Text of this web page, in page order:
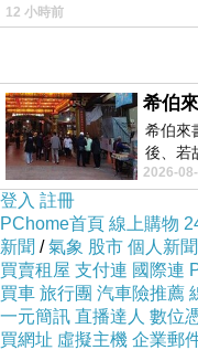
可拆式毛領
百變搭配
蝴蝶結釘釦
輕鬆穿脫
12 小時前
希伯
希伯來
後、若
有戰懼
2026-
登入 註冊
PChome首頁 線上購物
新聞 /氣象 股市 個人新
買賣租屋 支付連 國際連
買車 旅行團 汽車險推薦
一元簡訊 直播達人 數位
買網址 虛擬主機 企業郵